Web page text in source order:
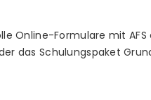
Online-Formulare mit AFS
das Schulungspaket